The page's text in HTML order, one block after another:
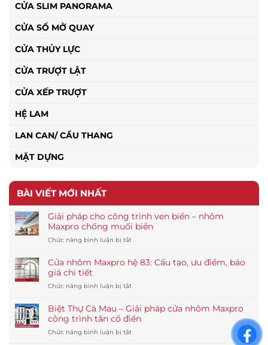
CỬA SLIM PANORAMA
CỬA SỔ MỞ QUAY
CỬA THỦY LỰC
CỬA TRƯỢT LẬT
CỬA XẾP TRƯỢT
HỆ LAM
LAN CAN/ CẦU THANG
MẶT DỰNG
BÀI VIẾT MỚI NHẤT
Giải pháp cho công trình ven biển – nhôm
Maxpro chống muối biển
Chức năng bình luận bị tắtở
pháp
cho
trình
biển
–
Maxpro
Cửa nhôm Maxpro hệ 83: Cấu tạo, ưu điểm, báo
giá chi tiết
Chức năng bình luận bị tắtở
nhôm
Maxpro
hệ
83:
Biệt Thự Cà Mau – Giải pháp cửa nhôm Maxpro
công trình tân cổ điển
Chức năng bình luận bị tắtở